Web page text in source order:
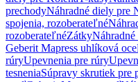
prechodyNáhradné diely pre
spojenia, rozoberateľné
rozoberateľnéZátky
Geberit Mapress uhlíková
rúryUpevnenia pre rúry
tesneniaSúpravy skrutiek pre